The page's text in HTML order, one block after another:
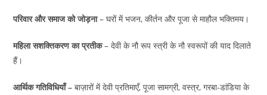
परिवार और समाज को जोड़ना– घरों में भजन, कीर्तन और पूजा से माहौल भक्तिमय।
महिला सशक्तिकरण का प्रतीक– देवी के नौ रूप स्त्री के नौ स्वरूपों की याद दिलाते
हैं।
आर्थिक गतिविधियाँ – बाज़ारों में देवी प्रतिमाएँ, पूजा सामग्री, वस्त्र, गरबा-डांडिया के